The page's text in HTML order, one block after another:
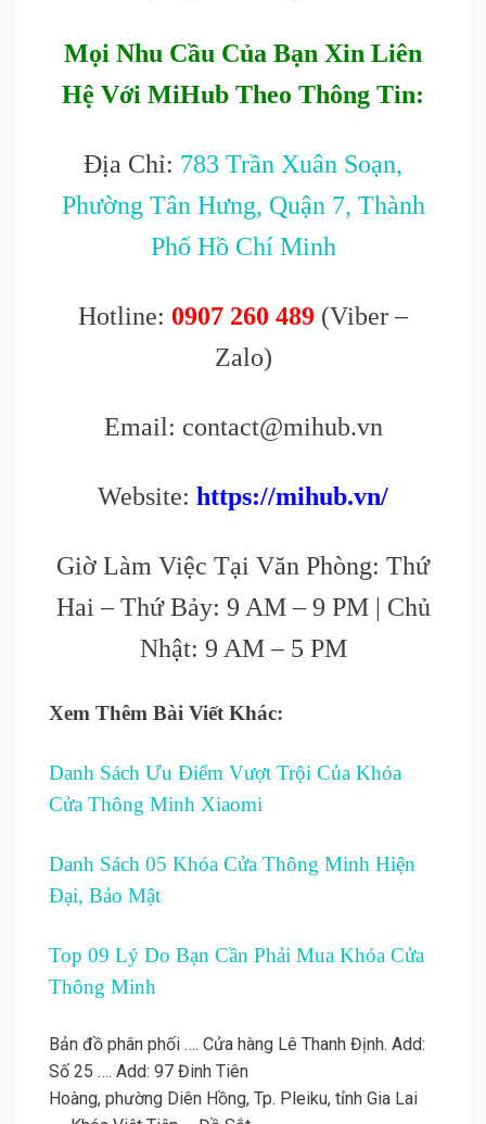
Mọi Nhu Cầu Của Bạn Xin Liên
Hệ Với MiHub Theo Thông Tin:
Địa Chỉ: 783 Trần Xuân Soạn,
Phường Tân Hưng, Quận 7, Thành
Phố Hồ Chí Minh
Hotline: 0907 260 489 (Viber –
Zalo)
Email: contact@mihub.vn
Website: https://mihub.vn/
Giờ Làm Việc Tại Văn Phòng: Thứ
Hai – Thứ Bảy: 9 AM – 9 PM | Chủ
Nhật: 9 AM – 5 PM
Xem Thêm Bài Viết Khác:
Danh Sách Ưu Điểm Vượt Trội Của Khóa
Cửa Thông Minh Xiaomi
Danh Sách 05 Khóa Cửa Thông Minh Hiện
Đại, Bảo Mật
Top 09 Lý Do Bạn Cần Phải Mua Khóa Cửa
Thông Minh
Bản đồ phân phối …. Cửa hàng Lê Thanh Định. Add:
Số 25 …. Add: 97 Đinh Tiên
Hoàng, phường Diên Hồng, Tp. Pleiku, tỉnh Gia Lai